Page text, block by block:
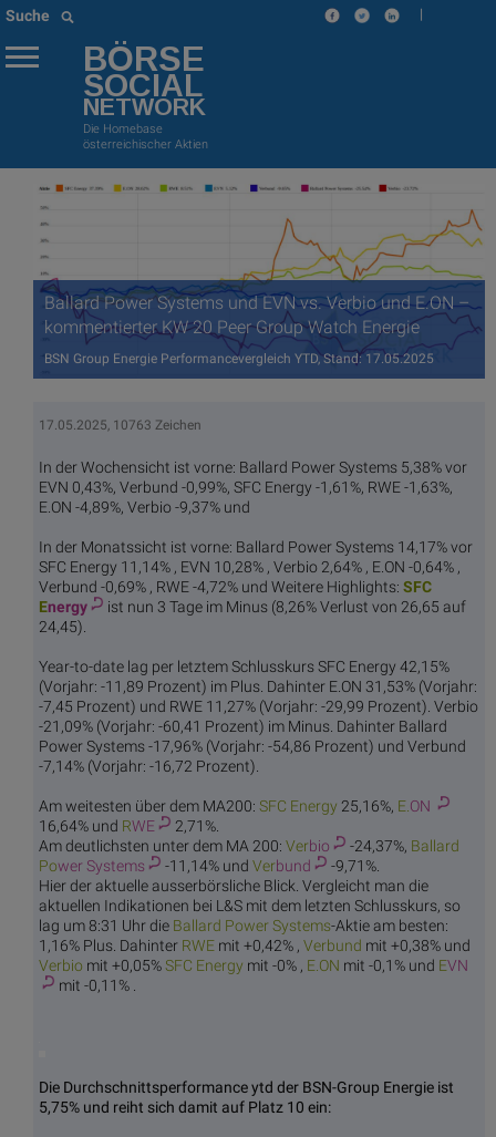
Suche |
BÖRSE
SOCIAL
NETWORK
Die Homebase
österreichischer Aktien
Ballard Power Systems und EVN vs. Verbio und E.ON –
kommentierter KW 20 Peer Group Watch Energie
BSN Group Energie Performancevergleich YTD, Stand: 17.05.2025
17.05.2025, 10763 Zeichen
In der Wochensicht ist vorne: Ballard Power Systems 5,38% vor
EVN 0,43%, Verbund -0,99%, SFC Energy -1,61%, RWE -1,63%,
E.ON -4,89%, Verbio -9,37% und
In der Monatssicht ist vorne: Ballard Power Systems 14,17% vor
SFC Energy 11,14% , EVN 10,28% , Verbio 2,64% , E.ON -0,64% ,
Verbund -0,69% , RWE -4,72% und Weitere Highlights: SFC
Energy
ist nun 3 Tage im Minus (8,26% Verlust von 26,65 auf
24,45).
Year-to-date lag per letztem Schlusskurs SFC Energy 42,15%
(Vorjahr: -11,89 Prozent) im Plus. Dahinter E.ON 31,53% (Vorjahr:
-7,45 Prozent) und RWE 11,27% (Vorjahr: -29,99 Prozent). Verbio
-21,09% (Vorjahr: -60,41 Prozent) im Minus. Dahinter Ballard
Power Systems -17,96% (Vorjahr: -54,86 Prozent) und Verbund
-7,14% (Vorjahr: -16,72 Prozent).
Am weitesten über dem MA200: SFC Energy 25,16%, E. ON
16,64% und RWE
2,71%.
Am deutlichsten unter dem MA 200: Verbio -24,37%, Ballard
Power Systems -11,14% und Verbund
-9,71%.
Hier der aktuelle ausserbörsliche Blick. Vergleicht man die
aktuellen Indikationen bei L&S mit dem letzten Schlusskurs, so
lag um 8:31 Uhr die Ballard Power Systems-Aktie am besten:
1,16% Plus. Dahinter RWE mit +0,42% , Verbund mit +0,38% und
Verbio mit +0,05%SFC Energy mit -0% , E. ON mit -0,1% und EVN
mit -0,11% .
Die Durchschnittsperformance ytd der BSN-Group Energie ist
5,75% und reiht sich damit auf Platz 10 ein: